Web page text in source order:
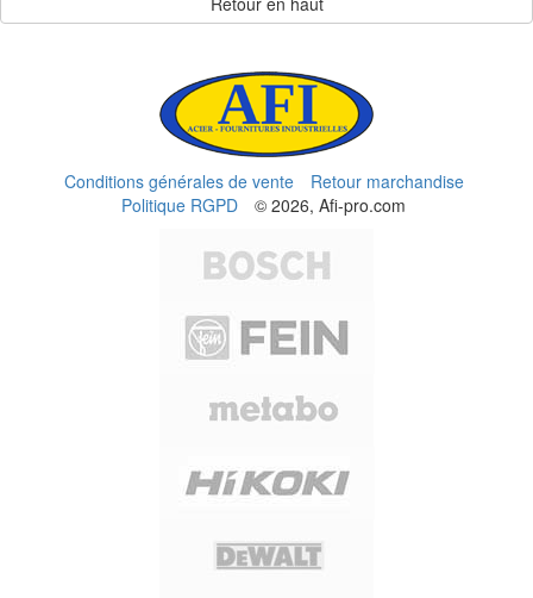
Conditions générales de vente
Retour marchandise
Politique RGPD
© 2026, Afi-pro.com